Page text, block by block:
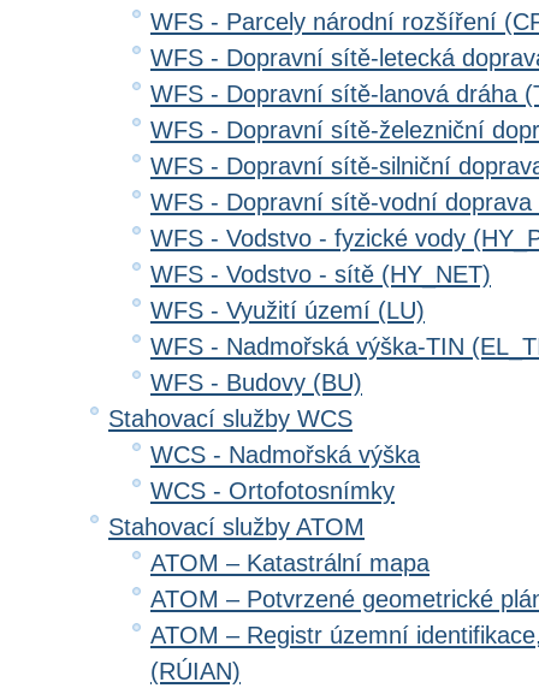
WFS - Parcely národní rozšíření
WFS - Dopravní sítě-letecká
WFS - Dopravní sítě-lanová dráha
WFS - Dopravní sítě-železniční
WFS - Dopravní sítě-silniční
WFS - Dopravní sítě-vodní doprava
WFS - Vodstvo - fyzické vody
WFS - Vodstvo - sítě (HY_NET)
WFS - Využití území (LU)
WFS - Nadmořská výška-TIN
WFS - Budovy (BU)
Stahovací služby WCS
WCS - Nadmořská výška
WCS - Ortofotosnímky
Stahovací služby ATOM
ATOM – Katastrální mapa
ATOM – Potvrzené geometrické
ATOM – Registr územní
(RÚIAN)